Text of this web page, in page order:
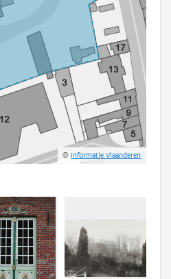
©Informatie Vlaanderen